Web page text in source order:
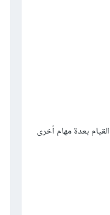
بعدة مهام أخرى